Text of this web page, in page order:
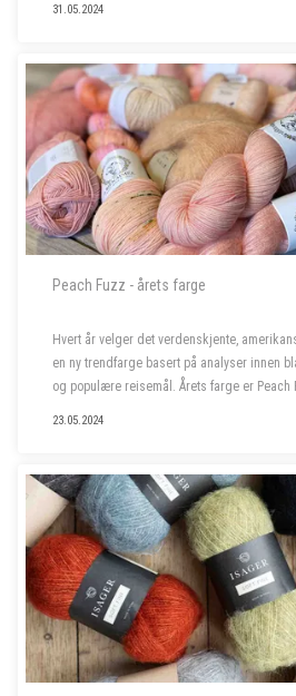
31.05.2024
Peach Fuzz - årets farge
Hvert år velger det verdenskjente,
en ny trendfarge basert på analyser innen
og populære reisemål. Årets farge er Peach
velkommen farge som beriker sinn, kropp
23.05.2024